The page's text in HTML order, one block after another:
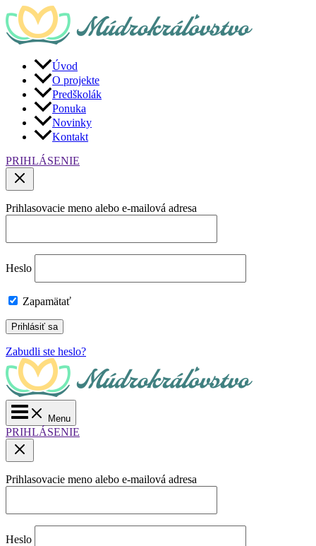
Preskočiť
na
obsah
Úvod
O projekte
Predškolák
Ponuka
Novinky
Kontakt
PRIHLÁSENIE
Prihlasovacie meno alebo e-mailová adresa
Heslo
Zapamätať
Zabudli ste heslo?
Main
Menu
Menu
PRIHLÁSENIE
Prihlasovacie meno alebo e-mailová adresa
Heslo